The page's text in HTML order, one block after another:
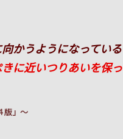
かうようになっている
に近いつりあいを保っ
版」～